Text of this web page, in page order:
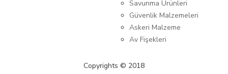
Savunma Ürünleri
Güvenlik Malzemeleri
Askeri Malzeme
Av Fişekleri
Copyrights © 2018